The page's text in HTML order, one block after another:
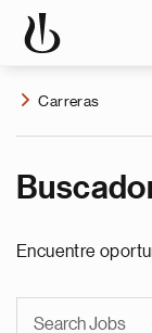
Carreras
Encuentre